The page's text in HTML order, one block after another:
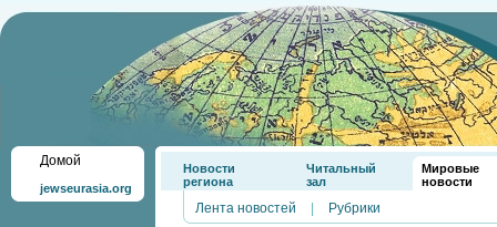
Домой
jewseurasia.org
Новости
региона
Читальный
зал
Мировые
новости
Лента новостей Рубрики